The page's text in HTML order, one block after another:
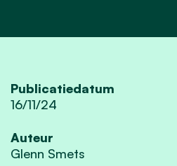
Publicatiedatum
16/11/24
Auteur
Glenn Smets